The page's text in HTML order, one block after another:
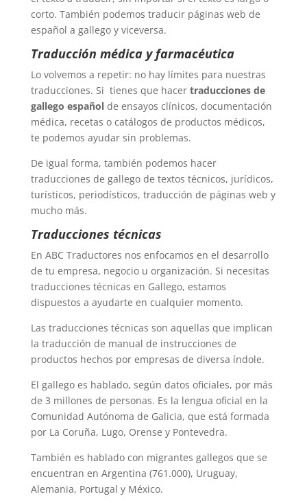
corto. También podemos traducir páginas web de
español a gallego y viceversa.
Traducción médica y farmacéutica
Lo volvemos a repetir: no hay límites para nuestras
traducciones. Si tienes que hacer traducciones de
gallego español de ensayos clínicos, documentación
médica, recetas o catálogos de productos médicos,
te podemos ayudar sin problemas.
De igual forma, también podemos hacer
traducciones de gallego de textos técnicos, jurídicos,
turísticos, periodísticos, traducción de páginas web y
mucho más.
Traducciones técnicas
En ABC Traductores nos enfocamos en el desarrollo
de tu empresa, negocio u organización. Si necesitas
traducciones técnicas en Gallego, estamos
dispuestos a ayudarte en cualquier momento.
Las traducciones técnicas son aquellas que implican
la traducción de manual de instrucciones de
productos hechos por empresas de diversa índole.
El gallego es hablado, según datos oficiales, por más
de 3 millones de personas. Es la lengua oficial en la
Comunidad Autónoma de Galicia, que está formada
por La Coruña, Lugo, Orense y Pontevedra.
También es hablado con migrantes gallegos que se
encuentran en Argentina (761.000), Uruguay,
Alemania, Portugal y México.